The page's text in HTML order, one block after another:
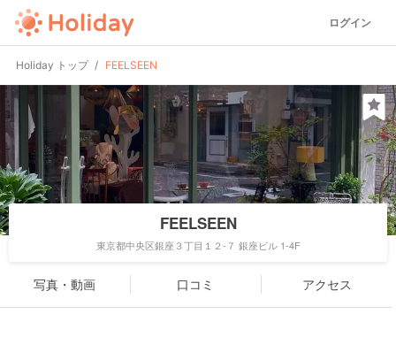
ログイン
Holiday トップ FEELSEEN
FEELSEEN
東京都中央区銀座３丁目１２-７ 銀座ビル 1-4F
写真・動画 口コミ アクセス